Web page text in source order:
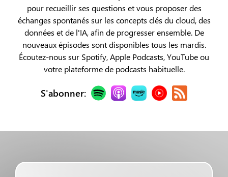
pour recueillir ses questions et vous proposer des
échanges spontanés sur les concepts clés du cloud, des
données et de l'IA, afin de progresser ensemble. De
nouveaux épisodes sont disponibles tous les mardis.
Écoutez-nous sur Spotify, Apple Podcasts, YouTube ou
votre plateforme de podcasts habituelle.
S'abonner: